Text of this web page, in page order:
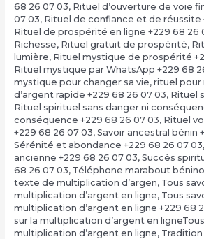
68 26 07 03, Rituel d’ouverture de voie
07 03, Rituel de confiance et de réussite
Rituel de prospérité en ligne +229 68 26
Richesse, Rituel gratuit de prospérité,
lumière, Rituel mystique de prospérité
Rituel mystique par WhatsApp +229 68
mystique pour changer sa vie, rituel pour
d’argent rapide +229 68 26 07 03, Rituel
Rituel spirituel sans danger ni
conséquence +229 68 26 07 03, Rituel
+229 68 26 07 03, Savoir ancestral bénin
Sérénité et abondance +229 68 26 07 03,
ancienne +229 68 26 07 03, Succès
68 26 07 03, Téléphone marabout
texte de multiplication d’argen, Tous
multiplication d’argent en ligne, Tous
multiplication d’argent en ligne +229 68
sur la multiplication d’argent en
multiplication d’argent en ligne,